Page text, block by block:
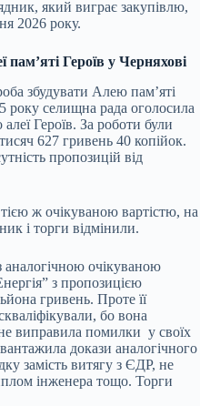
який виграє закупівлю,
2026 року.
Героїв у Черняхові
збудувати Алею пам’яті
року селищна рада оголосила
Героїв. За роботи були
627 гривень 40 копійок.
пропозицій від
ж очікуваною вартістю, на
і торги відмінили.
аналогічною очікуваною
з пропозицією
гривень. Проте її
бо вона
виправила помилки у своїх
докази аналогічного
замість витягу з ЄДР, не
інженера тощо. Торги